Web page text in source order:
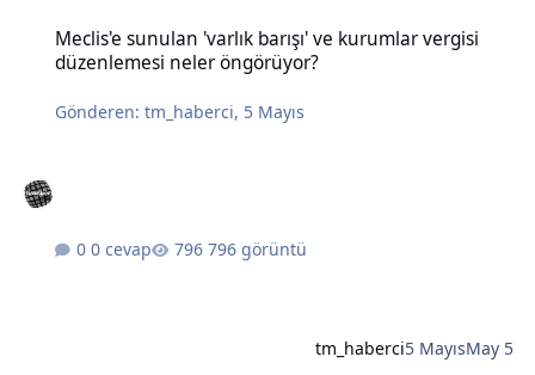
Meclis'e sunulan 'varlık barışı' ve kurumlar vergisi
düzenlemesi neler öngörüyor?
Gönderen:tm_haberci, 5 Mayıs
0 cevap 796 görüntü
tm_haberci5 MayısMay 5